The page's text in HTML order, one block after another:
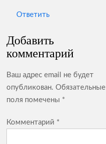
Ответить
Добавить
комментарий
Ваш адрес email не будет
опубликован. Обязательные
поля помечены *
Комментарий *